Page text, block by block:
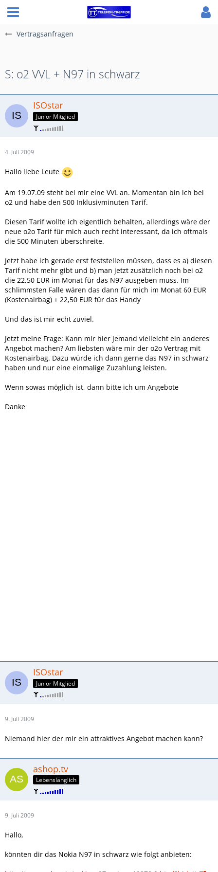
Vertragsanfragen
S: o2 VVL + N97 in schwarz
ISOstar
Junior Mitglied
4. Juli 2009
Hallo liebe Leute
Am 19.07.09 steht bei mir eine VVL an. Momentan bin ich bei
o2 und habe den 500 Inklusivminuten Tarif.
Diesen Tarif wollte ich eigentlich behalten, allerdings wäre der
neue o2o Tarif für mich auch recht interessant, da ich oftmals
die 500 Minuten überschreite.
Jetzt habe ich gerade erst feststellen müssen, dass es a) diesen
Tarif nicht mehr gibt und b) man jetzt zusätzlich noch bei o2
die 22,50 EUR im Monat für das N97 ausgeben muss. Im
schlimmsten Falle wären das dann für mich im Monat 60 EUR
(Kostenairbag) + 22,50 EUR für das Handy
Und das ist mir echt zuviel.
Jetzt meine Frage: Kann mir hier jemand vielleicht ein anderes
Angebot machen? Am liebsten wäre mir der o2o Vertrag mit
Kostenairbag. Dazu würde ich dann gerne das N97 in schwarz
haben und nur eine einmalige Zuzahlung leisten.
Wenn sowas möglich ist, dann bitte ich um Angebote
Danke
ISOstar
Junior Mitglied
9. Juli 2009
Niemand hier der mir ein attraktives Angebot machen kann?
ashop.tv
Lebenslänglich
9. Juli 2009
Hallo,
könnten dir das Nokia N97 in schwarz wie folgt anbieten: